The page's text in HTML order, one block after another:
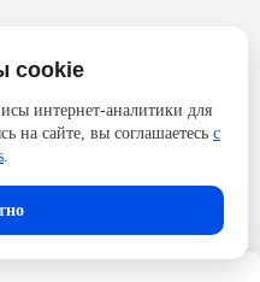
Acti 9
72
, чтобы иметь
могут отличаться от реального
АйДистрибьют не несёт
модели товаров фотографиям,
cookie
интернет-аналитики для
на сайте, вы соглашаетесь с
.